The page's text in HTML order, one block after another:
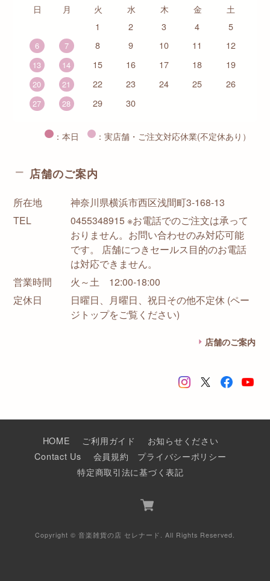
日 月 火 水 木 金
土
1
2 3 4 5
6 7 8 9 10 11 12
13 14 15 16 17 18 19
20 21 22 23 24 25 26
27 28 29 30
：本日 ：実店舗・ご注文対応休業(不定休あり）
店舗のご案内
所在地
神奈川県横浜市西区浅間町3-168-13
TEL
0455348915 ※お電話でのご注文は承って
おりません。お問い合わせのみ対応可能
です。 店舗につきセールス目的のお電話
は対応できません。
営業時間
火～土 12:00-18:00
定休日
日曜日、月曜日、祝日その他不定休 (ペー
ジトップをご覧ください)
店舗のご案内
HOME ご利用ガイド
お知らせください
Contact Us
会員規約
プライバシーポリシー
特定商取引法に基づく表記
Copyright © 音楽雑貨の店 セレナード. All Rights Reserved.